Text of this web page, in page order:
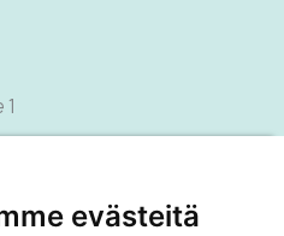
evästeitä